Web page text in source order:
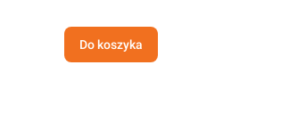
Do koszyka